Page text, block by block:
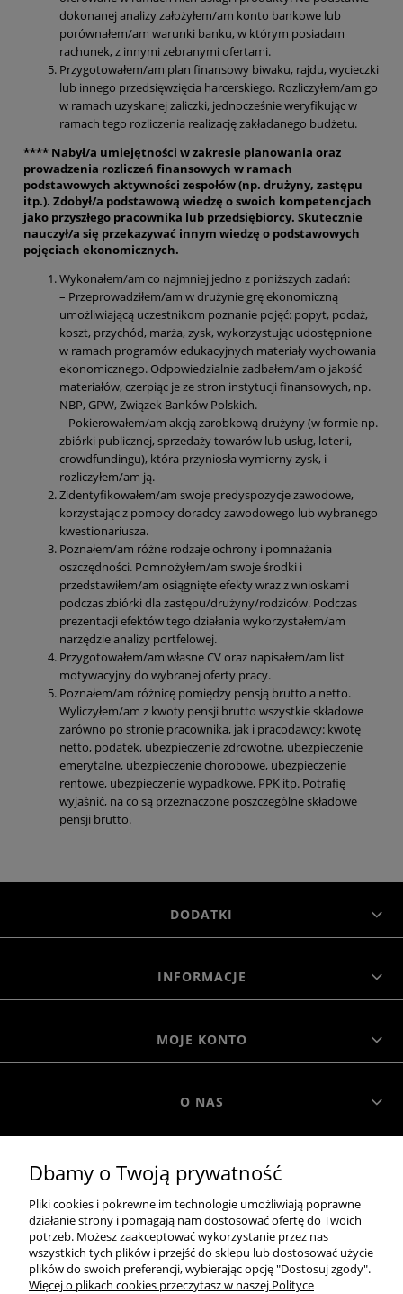
dokonanej analizy założyłem/am konto bankowe lub
porównałem/am warunki banku, w którym posiadam
rachunek, z innymi zebranymi ofertami.
Przygotowałem/am plan finansowy biwaku, rajdu, wycieczki
lub innego przedsięwzięcia harcerskiego. Rozliczyłem/am go
w ramach uzyskanej zaliczki, jednocześnie weryfikując w
ramach tego rozliczenia realizację zakładanego budżetu.
**** Nabył/a umiejętności w zakresie planowania oraz
prowadzenia rozliczeń finansowych w ramach
podstawowych aktywności zespołów (np. drużyny, zastępu
itp.). Zdobył/a podstawową wiedzę o swoich kompetencjach
jako przyszłego pracownika lub przedsiębiorcy. Skutecznie
nauczył/a się przekazywać innym wiedzę o podstawowych
pojęciach ekonomicznych.
Wykonałem/am co najmniej jedno z poniższych zadań:
– Przeprowadziłem/am w drużynie grę ekonomiczną
umożliwiającą uczestnikom poznanie pojęć: popyt, podaż,
koszt, przychód, marża, zysk, wykorzystując udostępnione
w ramach programów edukacyjnych materiały wychowania
ekonomicznego. Odpowiedzialnie zadbałem/am o jakość
materiałów, czerpiąc je ze stron instytucji finansowych, np.
NBP, GPW, Związek Banków Polskich.
– Pokierowałem/am akcją zarobkową drużyny (w formie np.
zbiórki publicznej, sprzedaży towarów lub usług, loterii,
crowdfundingu), która przyniosła wymierny zysk, i
rozliczyłem/am ją.
Zidentyfikowałem/am swoje predyspozycje zawodowe,
korzystając z pomocy doradcy zawodowego lub wybranego
kwestionariusza.
Poznałem/am różne rodzaje ochrony i pomnażania
oszczędności. Pomnożyłem/am swoje środki i
przedstawiłem/am osiągnięte efekty wraz z wnioskami
podczas zbiórki dla zastępu/drużyny/rodziców. Podczas
prezentacji efektów tego działania wykorzystałem/am
narzędzie analizy portfelowej.
Przygotowałem/am własne CV oraz napisałem/am list
motywacyjny do wybranej oferty pracy.
Poznałem/am różnicę pomiędzy pensją brutto a netto.
Wyliczyłem/am z kwoty pensji brutto wszystkie składowe
zarówno po stronie pracownika, jak i pracodawcy: kwotę
netto, podatek, ubezpieczenie zdrowotne, ubezpieczenie
emerytalne, ubezpieczenie chorobowe, ubezpieczenie
rentowe, ubezpieczenie wypadkowe, PPK itp. Potrafię
wyjaśnić, na co są przeznaczone poszczególne składowe
pensji brutto.
DODATKI
INFORMACJE
MOJE KONTO
O NAS
MOROWO
WSZELKIE PRAWA ZASTRZEŻONE MOROWO © 2018
realizacja:
Dbamy o Twoją prywatność
Pliki cookies i pokrewne im technologie umożliwiają poprawne
działanie strony i pomagają nam dostosować ofertę do Twoich
potrzeb. Możesz zaakceptować wykorzystanie przez nas
wszystkich tych plików i przejść do sklepu lub dostosować użycie
plików do swoich preferencji, wybierając opcję "Dostosuj zgody".
Więcej o plikach cookies przeczytasz w naszej Polityce